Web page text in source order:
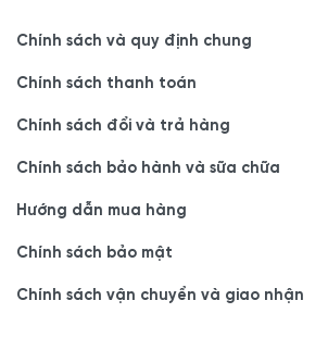
Chính sách và quy định chung
Chính sách thanh toán
Chính sách đổi và trả hàng
Chính sách bảo hành và sữa chữa
Hướng dẫn mua hàng
Chính sách bảo mật
Chính sách vận chuyển và giao nhận